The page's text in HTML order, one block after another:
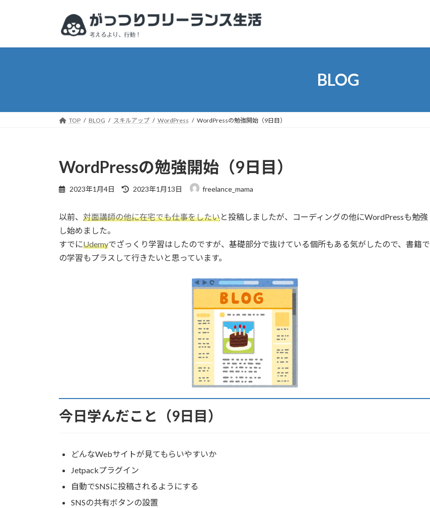
プ
動
BLOG
TOP BLOG スキルアップ WordPress WordPressの勉強開始（9日目）
WordPressの勉強開始（9日目）
2023年1月4日
最
新
:
2023年1月13日 freelance_mama
以前、 対面講師の他に在宅でも仕事をしたいと投稿しましたが、コーディングの他にWordPressも勉強
し始めました。
すでにUdemyでざっくり学習はしたのですが、基礎部分で抜けている個所もある気がしたので、書籍で
の学習もプラスして行きたいと思っています。
今日学んだこと（9日目）
どんなWebサイトが見てもらいやすいか
Jetpackプラグイン
自動でSNSに投稿されるようにする
SNSの共有ボタンの設置